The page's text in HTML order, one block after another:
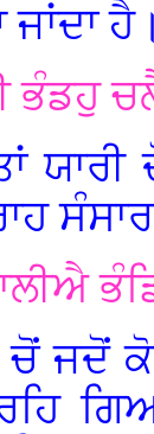
ਭੰਡਹੁ
ਚੋਂ ਜਦੋਂ